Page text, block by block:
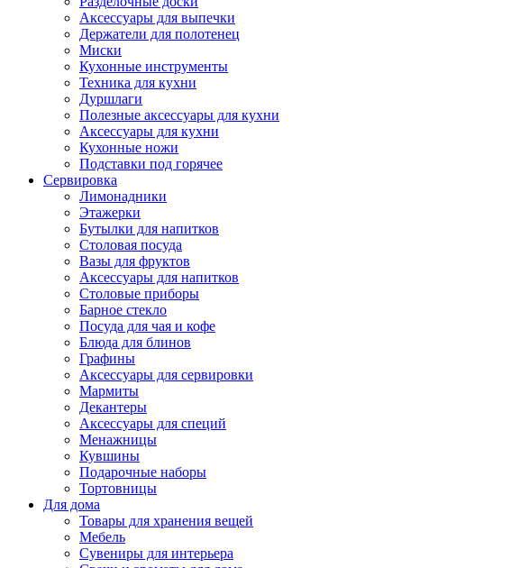
Аксессуары для выпечки
Держатели для полотенец
Миски
Кухонные инструменты
Техника для кухни
Дуршлаги
Полезные аксессуары для кухни
Аксессуары для кухни
Кухонные ножи
Подставки под горячее
Сервировка
Лимонадники
Этажерки
Бутылки для напитков
Столовая посуда
Вазы для фруктов
Аксессуары для напитков
Столовые приборы
Барное стекло
Посуда для чая и кофе
Блюда для блинов
Графины
Аксессуары для сервировки
Мармиты
Декантеры
Аксессуары для специй
Менажницы
Кувшины
Подарочные наборы
Тортовницы
Для дома
Товары для хранения вещей
Мебель
Сувениры для интерьера